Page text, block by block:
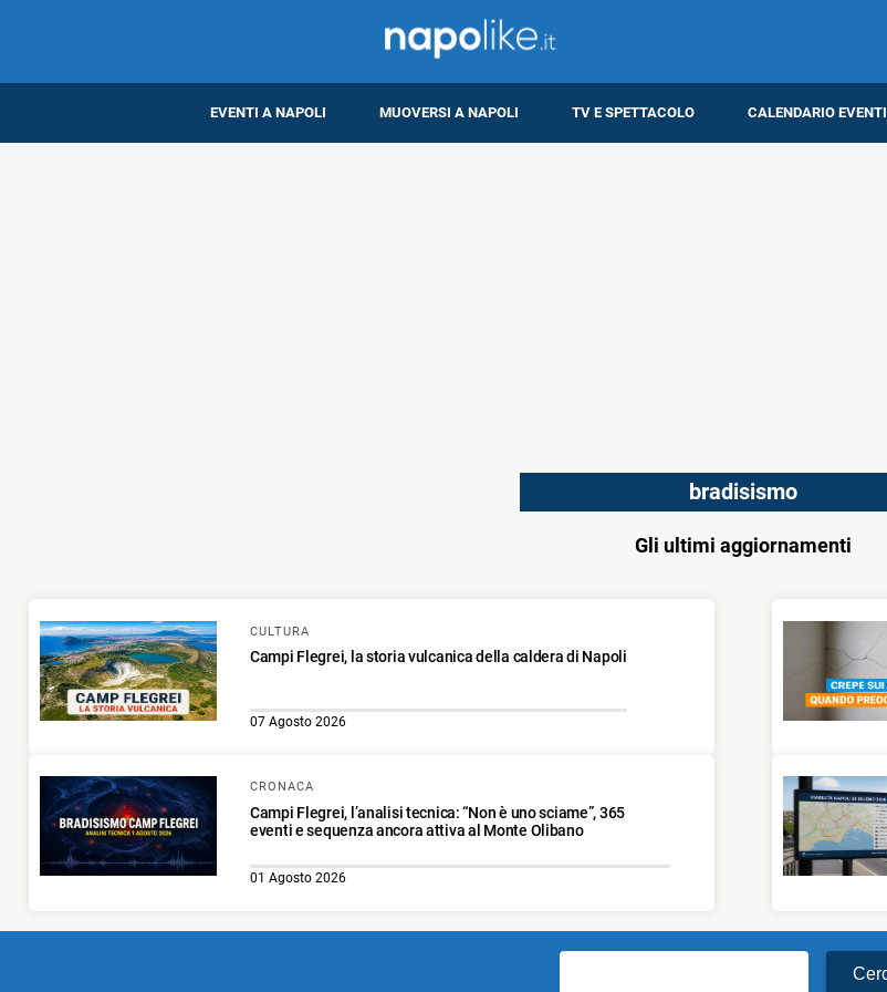
EVENTI A NAPOLI MUOVERSI A NAPOLI TV E SPETTACOLO CALENDARIO EVENTI
bradisismo
Gli ultimi aggiornamenti
CULTURA
Campi Flegrei, la storia vulcanica della caldera di Napoli
07 Agosto 2026
CRONACA
Campi Flegrei, l’analisi tecnica: “Non è uno sciame”, 365
eventi e sequenza ancora attiva al Monte Olibano
01 Agosto 2026